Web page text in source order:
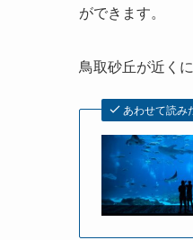
ができます。
鳥取砂丘が近く
あわせて読み